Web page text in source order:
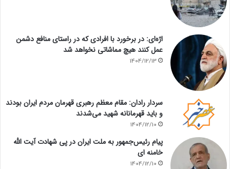
اژه‌ای: در برخورد با افرادی که در راستای منافع دشمن
عمل کنند هیچ مماشاتی نخواهد شد
1404/12/13
سردار رادان: مقام معظم رهبری قهرمان مردم ایران بودند
و باید قهرمانانه شهید می‌شدند
1404/12/10
پیام رئیس‌جمهور به ملت ایران در پی شهادت آیت الله
خامنه ای
1404/12/10